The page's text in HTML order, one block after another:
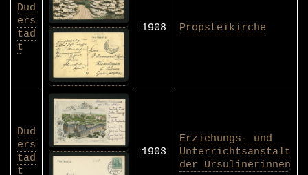
Dud
ers
tad
t
1908 Propsteikirche
Dud
ers
tad
t
1903
Erziehungs- und
Unterrichtsanstalt
der Ursulinerinnen